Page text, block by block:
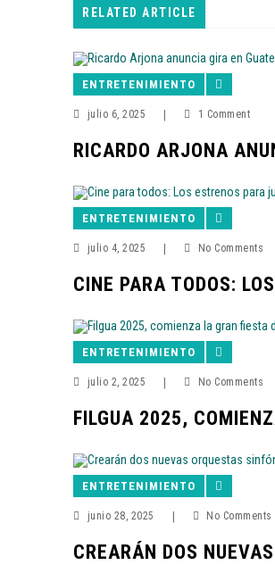
RELATED ARTICLE
ENTRETENIMIENTO
julio 6, 2025 1 Comment
RICARDO ARJONA
ENTRETENIMIENTO
julio 4, 2025 No Comments
CINE PARA TODOS:
ENTRETENIMIENTO
julio 2, 2025 No Comments
FILGUA 2025,
ENTRETENIMIENTO
junio 28, 2025 No Comments
CREARÁN DOS